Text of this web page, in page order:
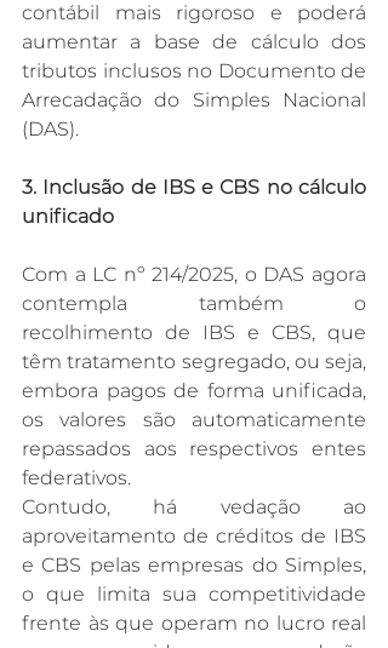
contábil mais rigoroso e poderá
aumentar a base de cálculo dos
tributos inclusos no Documento de
Arrecadação do Simples Nacional
(DAS).
3. Inclusão de IBS e CBS no cálculo
unificado
Com a LC nº 214/2025, o DAS agora
contempla também o
recolhimento de IBS e CBS, que
têm tratamento segregado, ou seja,
embora pagos de forma unificada,
os valores são automaticamente
repassados aos respectivos entes
federativos.
Contudo, há vedação ao
aproveitamento de créditos de IBS
e CBS pelas empresas do Simples,
o que limita sua competitividade
frente às que operam no lucro real